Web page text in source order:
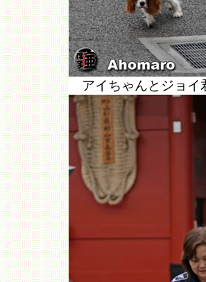
アイちゃんとジョイ